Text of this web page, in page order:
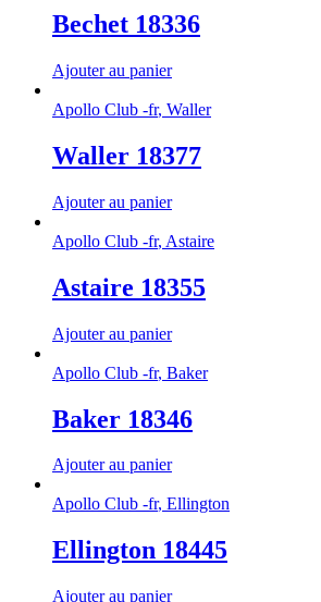
Bechet 18336
Ajouter au panier
Apollo Club -fr, Waller
Waller 18377
Ajouter au panier
Apollo Club -fr, Astaire
Astaire 18355
Ajouter au panier
Apollo Club -fr, Baker
Baker 18346
Ajouter au panier
Apollo Club -fr, Ellington
Ellington 18445
Ajouter au panier